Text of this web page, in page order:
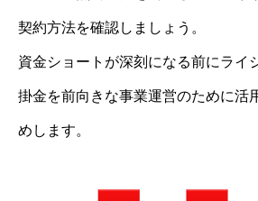
契約方法を確認しましょう。
資金ショートが深刻になる前にライ
掛金を前向きな事業運営のために活
めします。